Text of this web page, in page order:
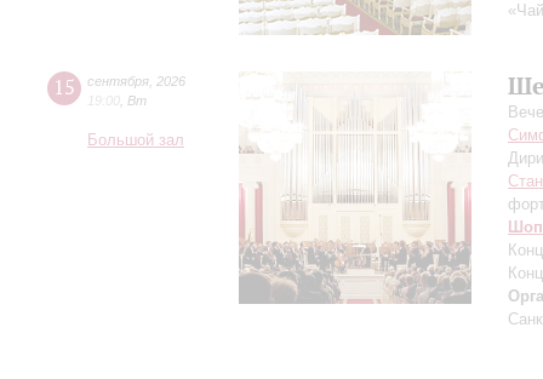
15 сентября 2026
19:00 Вт
Большой зал